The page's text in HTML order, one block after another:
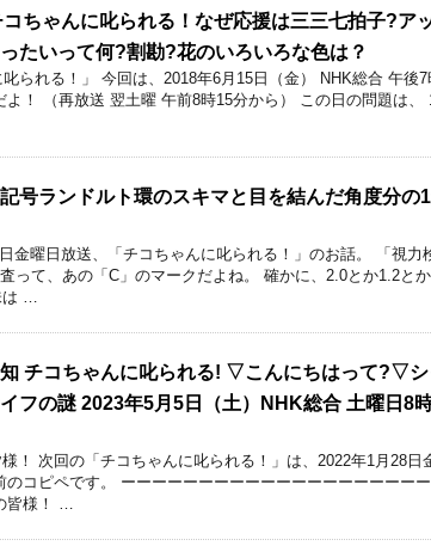
ちゃんに叱られる！なぜ応援は三三七拍子?ア
たいって何?割勘?花のいろいろな色は？
られる！」 今回は、2018年6月15日（金） NHK総合 午後7
よ！ （再放送 翌土曜 午前8時15分から） この日の問題は、
号ランドルト環のスキマと目を結んだ角度分の
金曜日放送、「チコちゃんに叱られる！」のお話。 「視力
って、あの「C」のマークだよね。 確かに、2.0とか1.2とか
は …
知 チコちゃんに叱られる! ▽こんにちはって?▽
フの謎 2023年5月5日（土）NHK総合 土曜日8
！ 次回の「チコちゃんに叱られる！」​は、2022年1月28日
のコピペです。 ーーーーーーーーーーーーーーーーーーー
皆様！ …